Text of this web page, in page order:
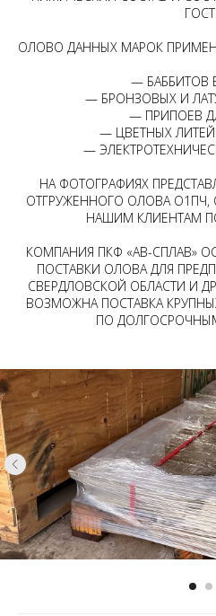
ГОСТ.
ОЛОВО ДАННЫХ МАРОК
— БАББИТОВ
— БРОНЗОВЫХ И
— ПРИПОЕВ
— ЦВЕТНЫХ
—
НА ФОТОГРАФИЯХ
ОТГРУЖЕННОГО ОЛОВА О1ПЧ,
НАШИМ КЛИЕНТАМ
КОМПАНИЯ ПКФ «АВ-СПЛАВ»
ПОСТАВКИ ОЛОВА ДЛЯ
СВЕРДЛОВСКОЙ ОБЛАСТИ И
ВОЗМОЖНА ПОСТАВКА
ПО